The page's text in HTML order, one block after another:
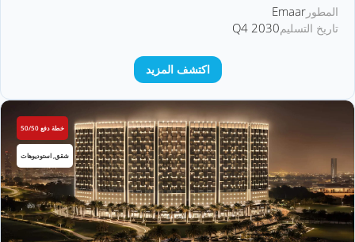
المطور Emaar
تاريخ التسليمQ4 2030
اكتشف المزيد
خطة دفع 50/50
شقق, استوديوهات